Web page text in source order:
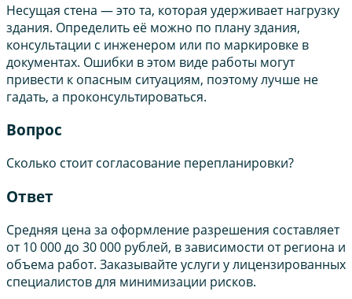
Несущая стена — это та, которая удерживает нагрузку
здания. Определить её можно по плану здания,
консультации с инженером или по маркировке в
документах. Ошибки в этом виде работы могут
привести к опасным ситуациям, поэтому лучше не
гадать, а проконсультироваться.
Вопрос
Сколько стоит согласование перепланировки?
Ответ
Средняя цена за оформление разрешения составляет
от 10 000 до 30 000 рублей, в зависимости от региона и
объема работ. Заказывайте услуги у лицензированных
специалистов для минимизации рисков.